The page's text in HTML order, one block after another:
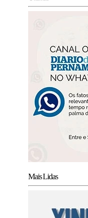
Mais Lidas